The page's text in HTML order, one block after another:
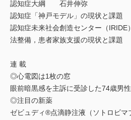
認知症大綱 石井伸弥
認知症「神戸モデル」の現状と課
認知症未来社会創造センター（
法整備，患者家族支援の現状と課
連 載
◎心電図は1枚の窓
眼前暗黒感を主訴に受診した74歳
◎注目の新薬
ゼビュディ®点滴静注液（ソトロ